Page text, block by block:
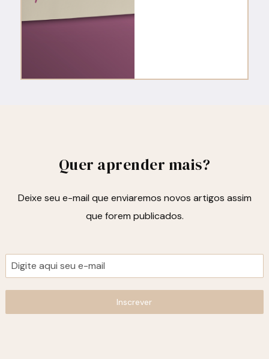
Quer aprender mais?
Deixe seu e-mail que enviaremos novos artigos assim
que forem publicados.
Inscrever